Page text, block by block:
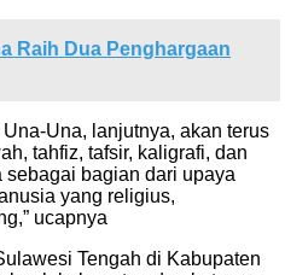
Raih Dua Penghargaan
Una, lanjutnya, akan terus
tahfiz, tafsir, kaligrafi, dan
bagian dari upaya
yang religius,
ucapnya
Tengah di Kabupaten